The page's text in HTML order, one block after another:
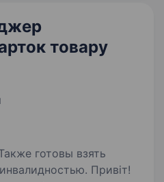
товару
готовы взять
Привіт!